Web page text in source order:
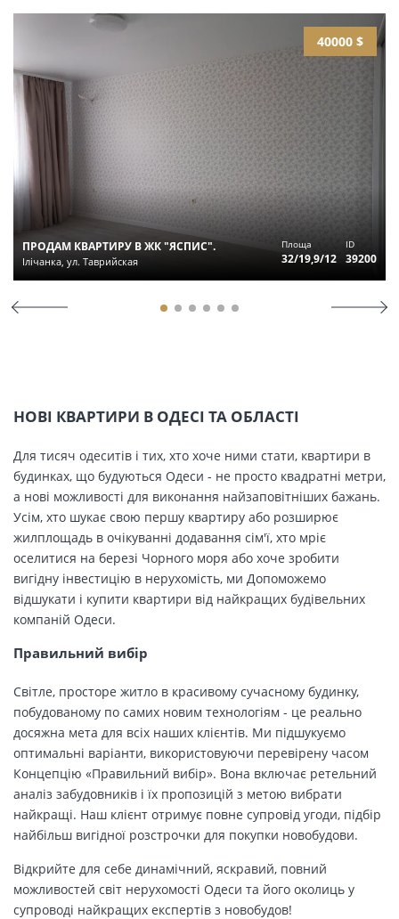
40000 $
ПРОДАМ КВАРТИРУ В ЖК "ЯСПИС".
Ілічанка, ул. Таврийская
Площа
32/19,9/12
ID
39200
НОВІ КВАРТИРИ В ОДЕСІ ТА ОБЛАСТІ
Для тисяч одеситів і тих, хто хоче ними стати, квартири в
будинках, що будуються Одеси - не просто квадратні метри,
а нові можливості для виконання найзаповітніших бажань.
Усім, хто шукає свою першу квартиру або розширює
жилплощадь в очікуванні додавання сім'ї, хто мріє
оселитися на березі Чорного моря або хоче зробити
вигідну інвестицію в нерухомість, ми Допоможемо
відшукати і купити квартири від найкращих будівельних
компаній Одеси.
Правильний вибір
Світле, просторе житло в красивому сучасному будинку,
побудованому по самих новим технологіям - це реально
досяжна мета для всіх наших клієнтів. Ми підшукуємо
оптимальні варіанти, використовуючи перевірену часом
Концепцію «Правильний вибір». Вона включає ретельний
аналіз забудовників і їх пропозицій з метою вибрати
найкращі. Наш клієнт отримує повне супровід угоди, підбір
найбільш вигідної розстрочки для покупки новобудови.
Відкрийте для себе динамічний, яскравий, повний
можливостей світ нерухомості Одеси та його околиць у
супроводі найкращих експертів з новобудов!